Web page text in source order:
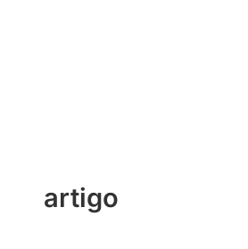
artigo